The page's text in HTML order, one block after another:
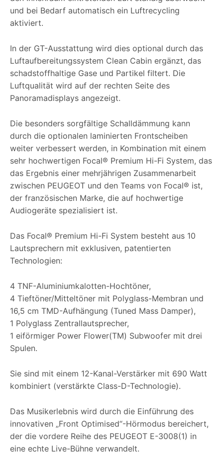
und bei Bedarf automatisch ein Luftrecycling
aktiviert.
In der GT-Ausstattung wird dies optional durch das
Luftaufbereitungssystem Clean Cabin ergänzt, das
schadstoffhaltige Gase und Partikel filtert. Die
Luftqualität wird auf der rechten Seite des
Panoramadisplays angezeigt.
Die besonders sorgfältige Schalldämmung kann
durch die optionalen laminierten Frontscheiben
weiter verbessert werden, in Kombination mit einem
sehr hochwertigen Focal® Premium Hi-Fi System, das
das Ergebnis einer mehrjährigen Zusammenarbeit
zwischen PEUGEOT und den Teams von Focal® ist,
der französischen Marke, die auf hochwertige
Audiogeräte spezialisiert ist.
Das Focal® Premium Hi-Fi System besteht aus 10
Lautsprechern mit exklusiven, patentierten
Technologien:
4 TNF-Aluminiumkalotten-Hochtöner,
4 Tieftöner/Mitteltöner mit Polyglass-Membran und
16,5 cm TMD-Aufhängung (Tuned Mass Damper),
1 Polyglass Zentrallautsprecher,
1 eiförmiger Power Flower(TM) Subwoofer mit drei
Spulen.
Sie sind mit einem 12-Kanal-Verstärker mit 690 Watt
kombiniert (verstärkte Class-D-Technologie).
Das Musikerlebnis wird durch die Einführung des
innovativen „Front Optimised“-Hörmodus bereichert,
der die vordere Reihe des PEUGEOT E-3008(1) in
eine echte Live-Bühne verwandelt.